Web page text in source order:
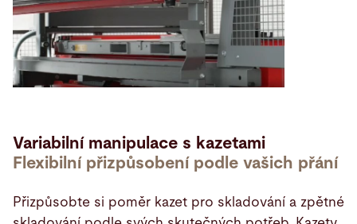
Variabilní manipulace s kazetami
Flexibilní přizpůsobení podle vašich přání
Přizpůsobte si poměr kazet pro skladování a zpětné